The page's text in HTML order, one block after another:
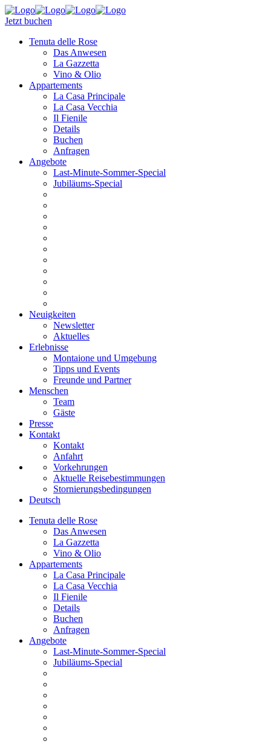
Jetzt buchen
Tenuta delle Rose
Das Anwesen
La Gazzetta
Vino & Olio
Appartements
La Casa Principale
La Casa Vecchia
Il Fienile
Details
Buchen
Anfragen
Angebote
Last-Minute-Sommer-Special
Jubiläums-Special
Neuigkeiten
Newsletter
Aktuelles
Erlebnisse
Montaione und Umgebung
Tipps und Events
Freunde und Partner
Menschen
Team
Gäste
Presse
Kontakt
Kontakt
Anfahrt
Vorkehrungen
Aktuelle Reisebestimmungen
Stornierungsbedingungen
Deutsch
Tenuta delle Rose
Das Anwesen
La Gazzetta
Vino & Olio
Appartements
La Casa Principale
La Casa Vecchia
Il Fienile
Details
Buchen
Anfragen
Angebote
Last-Minute-Sommer-Special
Jubiläums-Special